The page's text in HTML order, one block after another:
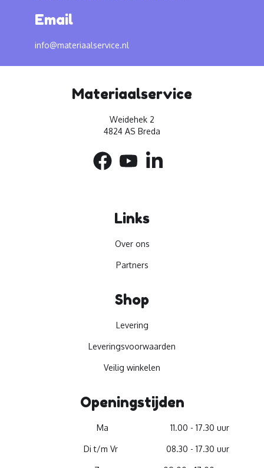
Email
info@materiaalservice.nl
Materiaalservice
Weidehek 2
4824 AS Breda
Links
Over ons
Partners
Shop
Levering
Leveringsvoorwaarden
Veilig winkelen
Openingstijden
Ma 11.00 - 17.30 uur
Di t/m Vr 08.30 - 17.30 uur